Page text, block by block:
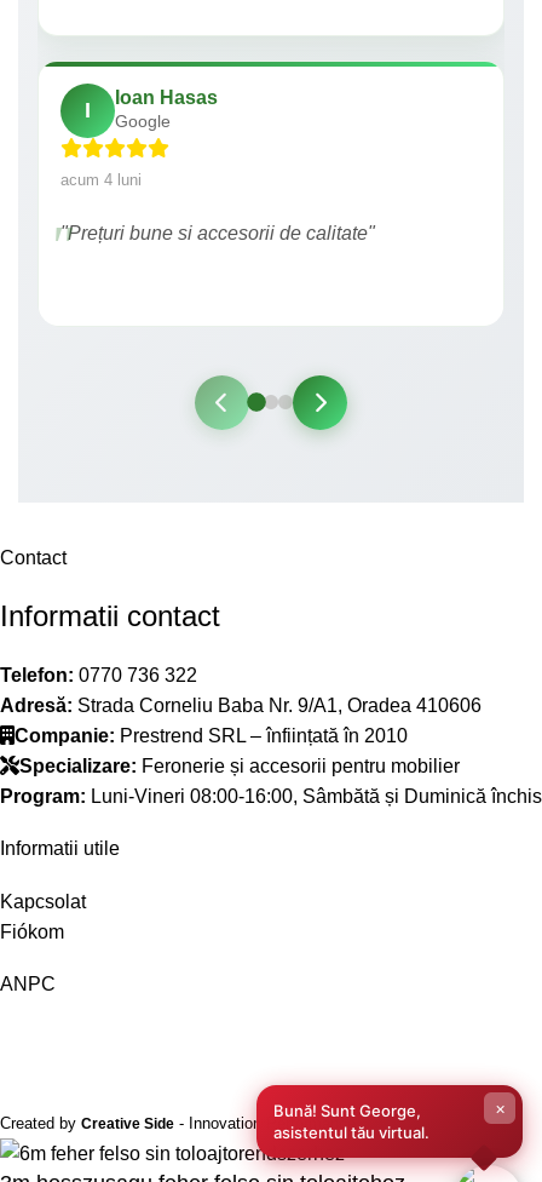
I
Ioan Hasas
Google
acum 4 luni
"Prețuri bune si accesorii de calitate"
Contact
Informatii contact
Telefon: 0770 736 322
Adresă: Strada Corneliu Baba Nr. 9/A1, Oradea 410606
Companie: Prestrend SRL – înființată în 2010
Specializare: Feronerie și accesorii pentru mobilier
Program: Luni-Vineri 08:00-16:00, Sâmbătă și Duminică închis
Informatii utile
Kapcsolat
Fiókom
ANPC
Created by Creative Side - Innovation Performance
Bună! Sunt George,
asistentul tău virtual.
×